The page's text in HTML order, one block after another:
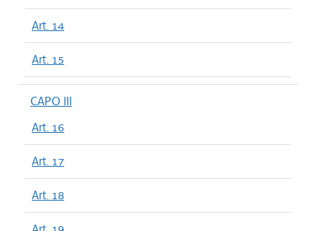
Art. 14
Art. 15
CAPO III
Art. 16
Art. 17
Art. 18